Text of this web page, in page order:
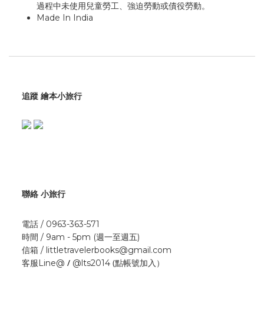
過程中未使用兒童勞工、強迫勞動或債役勞動。
Made In India
追蹤 繪本小旅行
聯絡 小旅行
電話 / 0963-363-571
時間 / 9am - 5pm (週一至週五)
信箱 / littletravelerbooks@gmail.com
客服Line@ / @lts2014 (點帳號加入）